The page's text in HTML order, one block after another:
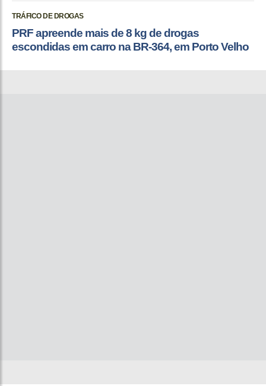
TRÁFICO DE DROGAS
PRF apreende mais de 8 kg de drogas
escondidas em carro na BR-364, em Porto Velho